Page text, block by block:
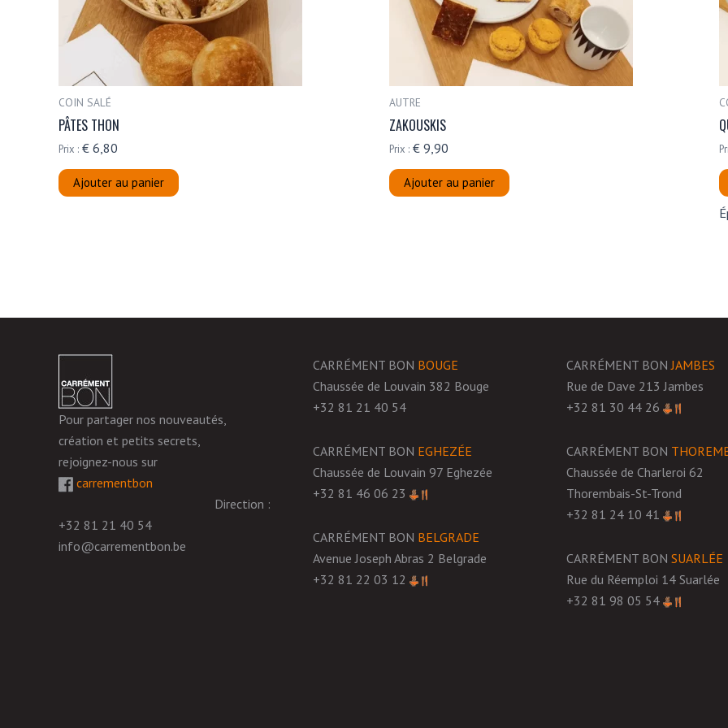
COIN SALÉ
PÂTES THON
Prix : € 6,80
Ajouter au panier
AUTRE
ZAKOUSKIS
Prix : €9,90
Ajouter au panier
Pour partager nos nouveautés,
création et petits secrets,
rejoignez-nous sur
carrementbon
Direction :
+32 81 21 40 54
info@carrementbon.be
CARRÉMENT BON BOUGE
Chaussée de Louvain 382 Bouge
+32 81 21 40 54
CARRÉMENT BON EGHEZÉE
Chaussée de Louvain 97 Eghezée
+32 81 46 06 23
CARRÉMENT BON BELGRADE
Avenue Joseph Abras 2 Belgrade
+32 81 22 03 12
CARRÉMENT BONJAMBES
Rue de Dave 213 Jambes
+32 81 30 44 26
CARRÉMENT BON
Chaussée de Charleroi 62
Thorembais-St-Trond
+32 81 24 10 41
CARRÉMENT BON SUARLÉE
Rue du Réemploi 14 Suarlée
+32 81 98 05 54